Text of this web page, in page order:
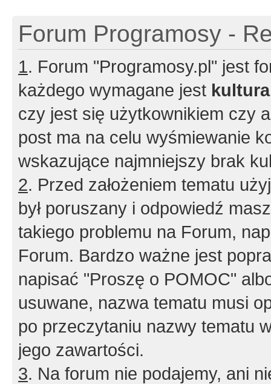
Forum Programosy -
1. Forum "Programosy.pl" jest
każdego wymagane jest
czy jest się użytkownikiem czy
post ma na celu wyśmiewanie
wskazujące najmniejszy brak
2. Przed założeniem tematu
był poruszany i odpowiedź
takiego problemu na Forum,
Forum. Bardzo ważne jest
napisać "Proszę o POMOC"
usuwane, nazwa tematu musi
po przeczytaniu nazwy tematu
jego zawartości.
3. Na forum nie podajemy, ani